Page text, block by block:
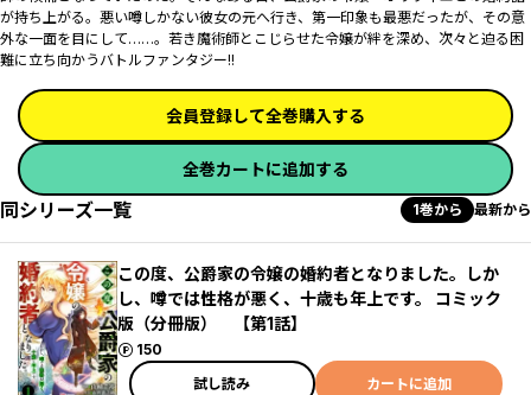
が持ち上がる。悪い噂しかない彼女の元へ行き、第一印象も最悪だったが、その意
外な一面を目にして……。若き魔術師とこじらせた令嬢が絆を深め、次々と迫る困
難に立ち向かうバトルファンタジー!!
会員登録して全巻購入する
全巻カートに追加する
同シリーズ一覧 1巻から 最新から
この度、公爵家の令嬢の婚約者となりました。しか
し、噂では性格が悪く、十歳も年上です。 コミック
版（分冊版） 【第1話】
150
ポイント
試し読み
カートに追加